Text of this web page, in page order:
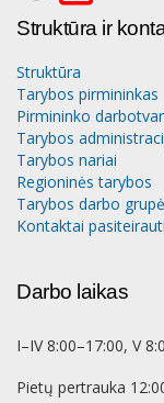
Struktūra ir
Struktūra
Tarybos pirmininkas
Pirmininko
Tarybos
Tarybos nariai
Regioninės tarybos
Tarybos darbo
Kontaktai pasiteirauti
Darbo laikas
I–IV 8:00–17:00, V
Pietų pertrauka